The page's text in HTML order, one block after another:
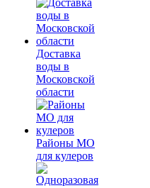
Доставка
воды в
Московской
области
Районы МО
для кулеров